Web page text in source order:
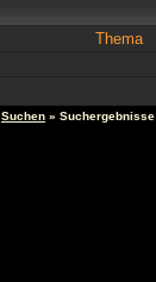
Thema
Suchen » Suchergebnisse